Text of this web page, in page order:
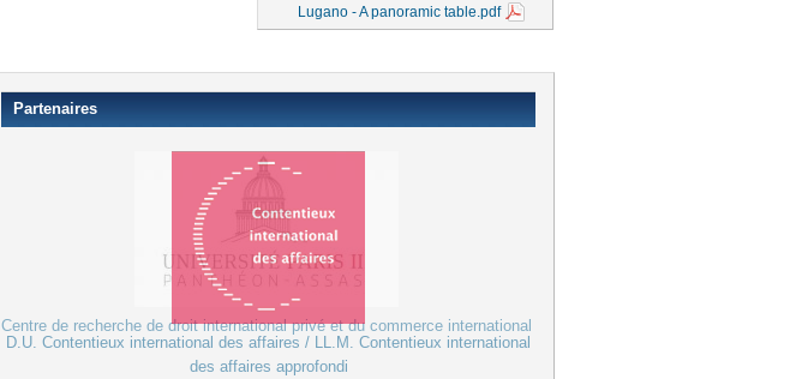
Lugano - A panoramic table.pdf
Partenaires
Centre de recherche de droit international privé et du commerce international
D.U. Contentieux international des affaires / LL.M. Contentieux international
des affaires approfondi